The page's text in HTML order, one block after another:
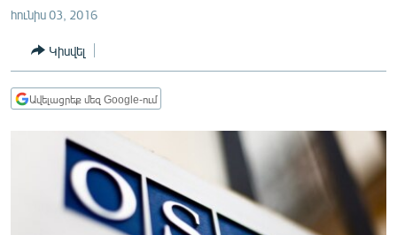
ՀԱՍԱՐԱԿՈՒԹՅՈՒՆ
ՏՆՏԵՍՈՒԹՅՈՒՆ
ՂԱՐԱԲԱՂ
ՊԱՏԵՐԱԶՄԻ 6 ՇԱԲԱԹՆԵՐԸ
ՏԱՐԱԾԱՇՐՋԱՆ
ՄԻՋԱԶԳԱՅԻՆ
հունիս 03, 2016
Կիսվել
Ավելացրեք մեզ Google-ում